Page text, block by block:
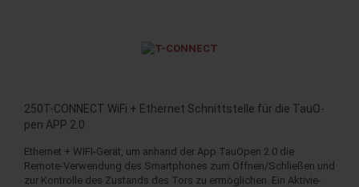
250T-​CON­NECT WiFi + Ether­net Schnitt­stel­le für die TauO­
pen APP 2.0
Ether­net + WIFI-​Gerät, um an­hand der App TauO­pen 2.0 die
Remote-​Verwendung des Smart­pho­nes zum Öff­nen/Schlie­ßen und
zur Kon­trol­le des Zu­stands des Tors zu er­mög­li­chen. Ein Ak­ti­vie­